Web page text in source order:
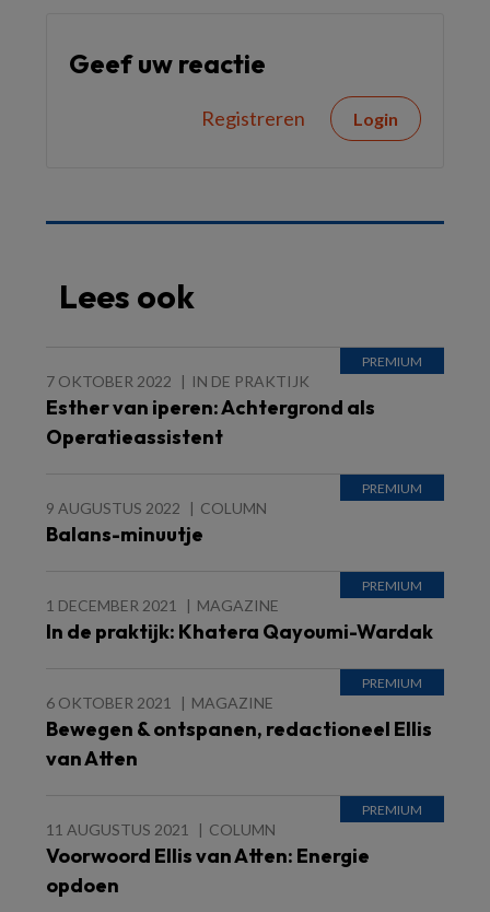
Geef uw reactie
Registreren Login
Lees ook
7 OKTOBER 2022 IN DE PRAKTIJK
Esther van iperen: Achtergrond als
Operatieassistent
9 AUGUSTUS 2022 COLUMN
Balans-minuutje
1 DECEMBER 2021 MAGAZINE
In de praktijk: Khatera Qayoumi-Wardak
6 OKTOBER 2021 MAGAZINE
Bewegen & ontspanen, redactioneel Ellis
van Atten
11 AUGUSTUS 2021 COLUMN
Voorwoord Ellis van Atten: Energie
opdoen